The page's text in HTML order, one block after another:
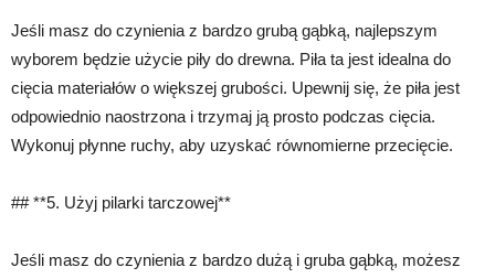
Jeśli masz do czynienia z bardzo grubą gąbką, najlepszym
wyborem będzie użycie piły do drewna. Piła ta jest idealna do
cięcia materiałów o większej grubości. Upewnij się, że piła jest
odpowiednio naostrzona i trzymaj ją prosto podczas cięcia.
Wykonuj płynne ruchy, aby uzyskać równomierne przecięcie.
## **5. Użyj pilarki tarczowej**
Jeśli masz do czynienia z bardzo dużą i gruba gąbką, możesz